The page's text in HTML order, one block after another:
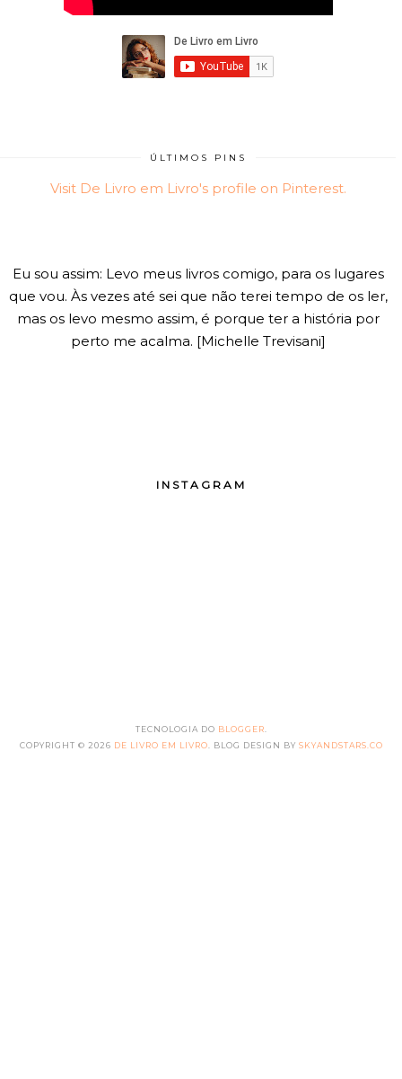
ÚLTIMOS PINS
Visit De Livro em Livro's profile on Pinterest.
Eu sou assim: Levo meus livros comigo, para os lugares
que vou. Às vezes até sei que não terei tempo de os ler,
mas os levo mesmo assim, é porque ter a história por
perto me acalma. [Michelle Trevisani]
INSTAGRAM
TECNOLOGIA DO BLOGGER
COPYRIGHT © 2026 DE LIVRO EM LIVRO . BLOG DESIGN BY SKYANDSTARS.CO